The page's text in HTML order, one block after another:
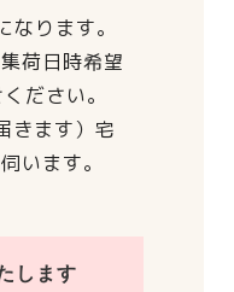
ります。
集荷日時希望
ださい。
ます） 宅
います。
します